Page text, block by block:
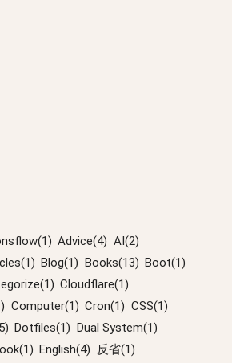
Advice(4) AI(2)
Blog(1) Books(13) Boot(1)
Cloudflare(1)
Computer(1) Cron(1) CSS(1)
Dotfiles(1) Dual System(1)
English(4) 反省(1)